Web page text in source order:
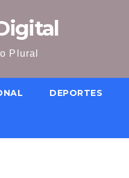
Plural
DEPORTES